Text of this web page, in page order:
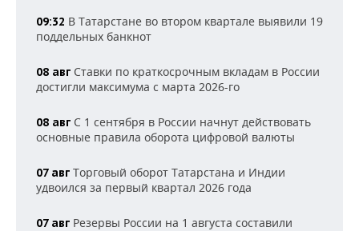
УДМУРТИЯ
НОВОСТИ АНАЛИТИКИ
ДЕКЛАРАЦИИ О ДОХОДАХ
КОРОЛИ ГОСЗАКАЗА ПФО
КОМУ ПРИНАДЛЕЖАТ
ТОРГОВЫЕ ЦЕНТРЫ
ЭКОНОМИКА
НОВОСТИ ЭКОНОМИКИ
БЮДЖЕТ
ИНВЕСТИЦИИ
ПРОМЫШЛЕННОСТЬ
ПРОМЫШЛЕННОСТИ
МАШИНОСТРОЕНИЕ
НЕДВИЖИМОСТЬ
НОВОСТИ АВТО
БИЗНЕС
НОВОСТИ БИЗНЕСА
ТЕХНОЛОГИИ
09:32 В Татарстане во втором квартале выявили 19
поддельных банкнот
08 авг Ставки по краткосрочным вкладам в России
достигли максимума с марта 2026-го
08 авг С 1 сентября в России начнут действовать
основные правила оборота цифровой валюты
07 авг Торговый оборот Татарстана и Индии
удвоился за первый квартал 2026 года
07 авг Резервы России на 1 августа составили